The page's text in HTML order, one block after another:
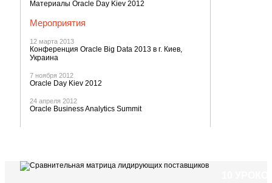
Материалы Oracle Day Kiev 2012
Мероприятия
12 марта 2013
Конференция Oracle Big Data 2013 в г. Киев,
Украина
7 ноября 2012
Oracle Day Kiev 2012
24 апреля 2012
Oracle Business Analytics Summit